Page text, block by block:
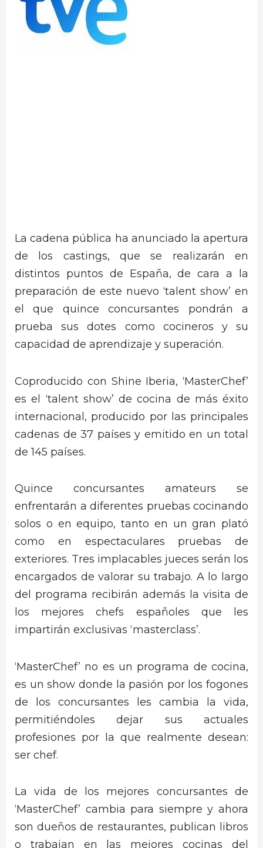
La cadena pública ha anunciado la apertura
de los castings, que se realizarán en
distintos puntos de España, de cara a la
preparación de este nuevo ‘talent show’ en
el que quince concursantes pondrán a
prueba sus dotes como cocineros y su
capacidad de aprendizaje y superación.
Coproducido con Shine Iberia, ‘MasterChef’
es el ‘talent show’ de cocina de más éxito
internacional, producido por las principales
cadenas de 37 países y emitido en un total
de 145 países.
Quince concursantes amateurs se
enfrentarán a diferentes pruebas cocinando
solos o en equipo, tanto en un gran plató
como en espectaculares pruebas de
exteriores. Tres implacables jueces serán los
encargados de valorar su trabajo. A lo largo
del programa recibirán además la visita de
los mejores chefs españoles que les
impartirán exclusivas ‘masterclass’.
‘MasterChef’ no es un programa de cocina,
es un show donde la pasión por los fogones
de los concursantes les cambia la vida,
permitiéndoles dejar sus actuales
profesiones por la que realmente desean:
ser chef.
La vida de los mejores concursantes de
‘MasterChef’ cambia para siempre y ahora
son dueños de restaurantes, publican libros
o trabajan en las mejores cocinas del